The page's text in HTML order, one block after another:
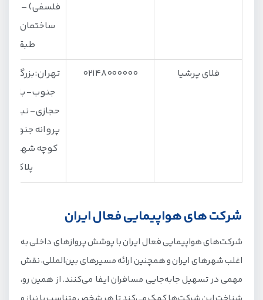
ساختمان
طبقه ۳
فلای پرشیا
۰۲۱۴۸۰۰۰۰۰۰
تهران:بزرگراه
جنوب- بلوار
حجازی- نبش
پروانه
کوچه شهید
پلاک ۲
شرکت های هواپیمایی فعال ایران
شرکت‌های هواپیمایی فعال ایران با پوشش پروازهای داخلی به
اغلب شهرهای ایران و همچنین ارائه مسیرهای بین‌المللی، نقش
مهمی در تسهیل جابه‌جایی مسافران ایفا می‌کنند. از همین رو،